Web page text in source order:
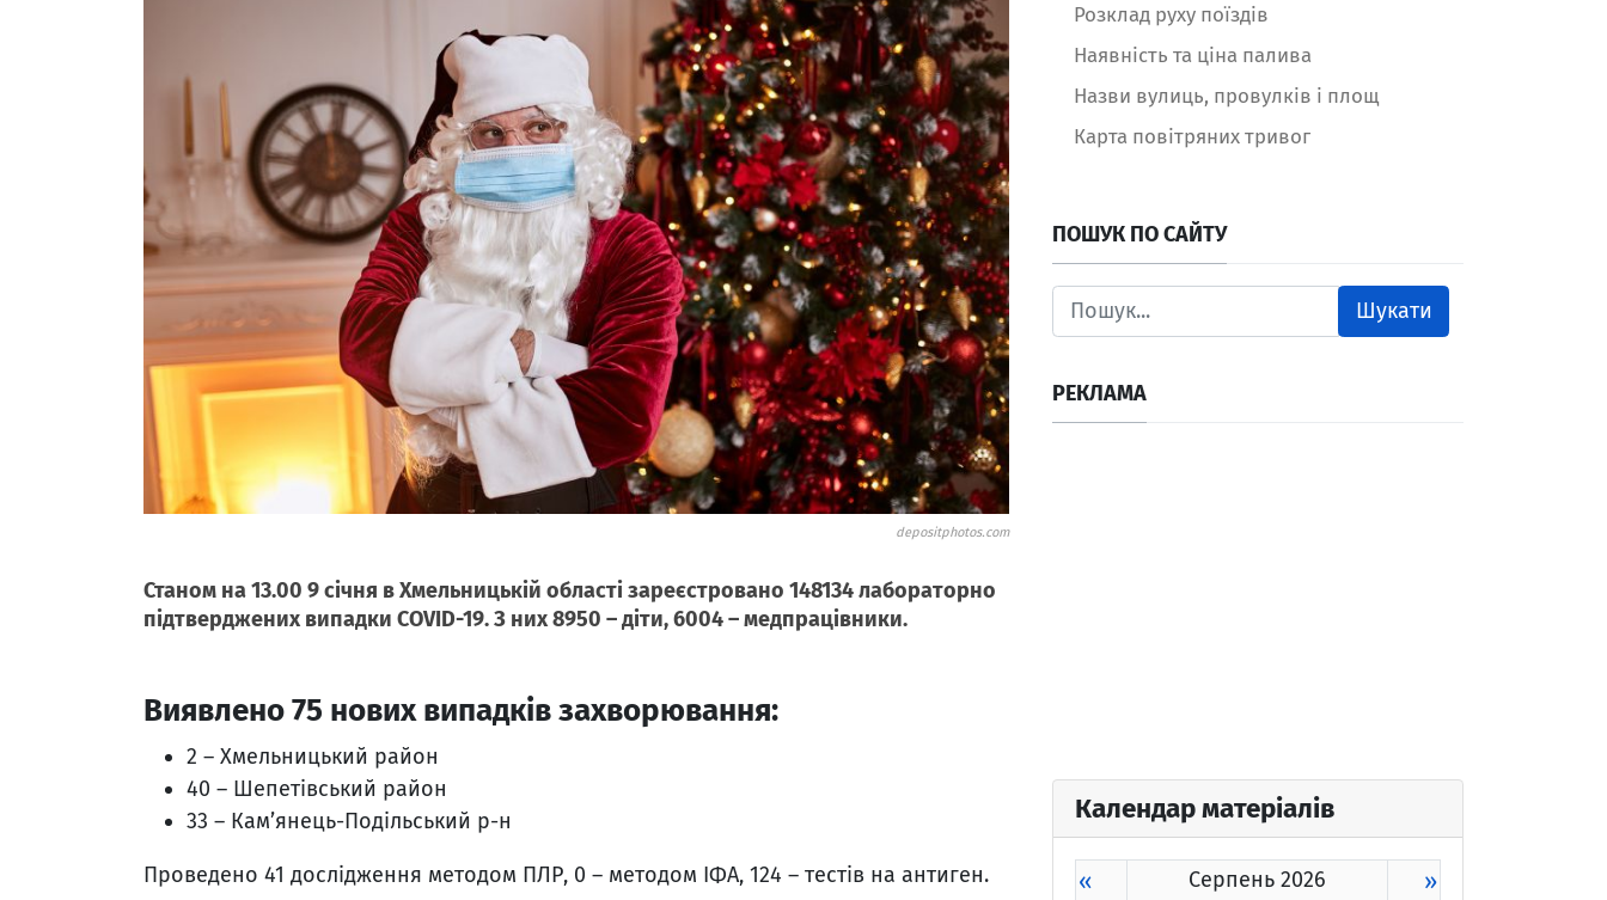
depositphotos.com
Станом на 13.00 9 січня в Хмельницькій області зареєстровано 148134 лабораторно
підтверджених випадки COVID-19. З них 8950 – діти, 6004 – медпрацівники.
Виявлено 75 нових випадків захворювання:
2 – Хмельницький район
40 – Шепетівський район
33 – Кам’янець-Подільський р-н
Проведено 41 дослідження методом ПЛР, 0 – методом ІФА, 124 – тестів на антиген.
Розклад руху поїздів
Наявність та ціна палива
Назви вулиць, провулків і площ
Карта повітряних тривог
ПОШУК ПО САЙТУ
Шукати
РЕКЛАМА
Календар матеріалів
« Серпень 2026 »